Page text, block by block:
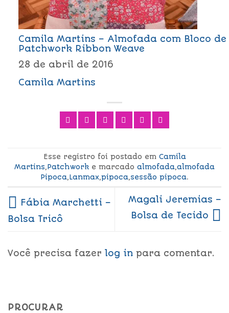
Camila Martins – Almofada com Bloco de
Patchwork Ribbon Weave
28 de abril de 2016
Camila Martins
Esse registro foi postado em Camila
Martins,Patchwork e marcado almofada,almofada
Pipoca,Lanmax,pipoca,sessão pipoca.
Fábia Marchetti –
Bolsa Tricô
Magali Jeremias –
Bolsa de Tecido
Você precisa fazer log in para comentar.
PROCURAR